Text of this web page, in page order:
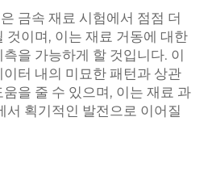
금속 재료 시험에서 점점 더
것이며, 이는 재료 거동에 대한
을 가능하게 할 것입니다. 이
터 내의 미묘한 패턴과 상관
을 줄 수 있으며, 이는 재료 과
서 획기적인 발전으로 이어질